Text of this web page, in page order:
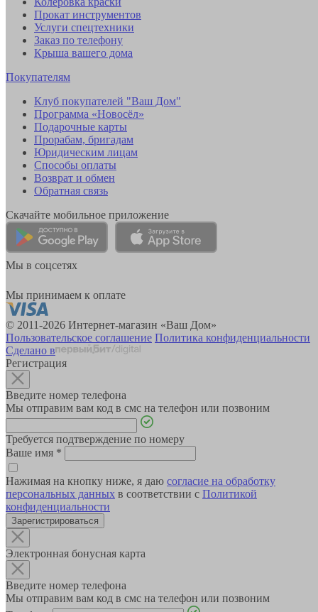
Прокат инструментов
Услуги спецтехники
Заказ по телефону
Крыша вашего дома
Покупателям
Клуб покупателей "Ваш Дом"
Программа «Новосёл»
Подарочные карты
Прорабам, бригадам
Юридическим лицам
Способы оплаты
Возврат и обмен
Обратная связь
Скачайте мобильное приложение
Мы в соцсетях
Мы принимаем к оплате
© 2011-2026 Интернет-магазин «Ваш Дом»
Пользовательское соглашение Политика конфиденциальности
Сделано в
Регистрация
Введите номер телефона
Мы отправим вам код в смс на телефон или позвоним
Требуется подтверждение по номеру
Ваше имя *
Нажимая на кнопку ниже, я даю согласие на обработку
персональных данных в соответствии с Политикой
конфиденциальности
Зарегистрироваться
Электронная бонусная карта
Введите номер телефона
Мы отправим вам код в смс на телефон или позвоним